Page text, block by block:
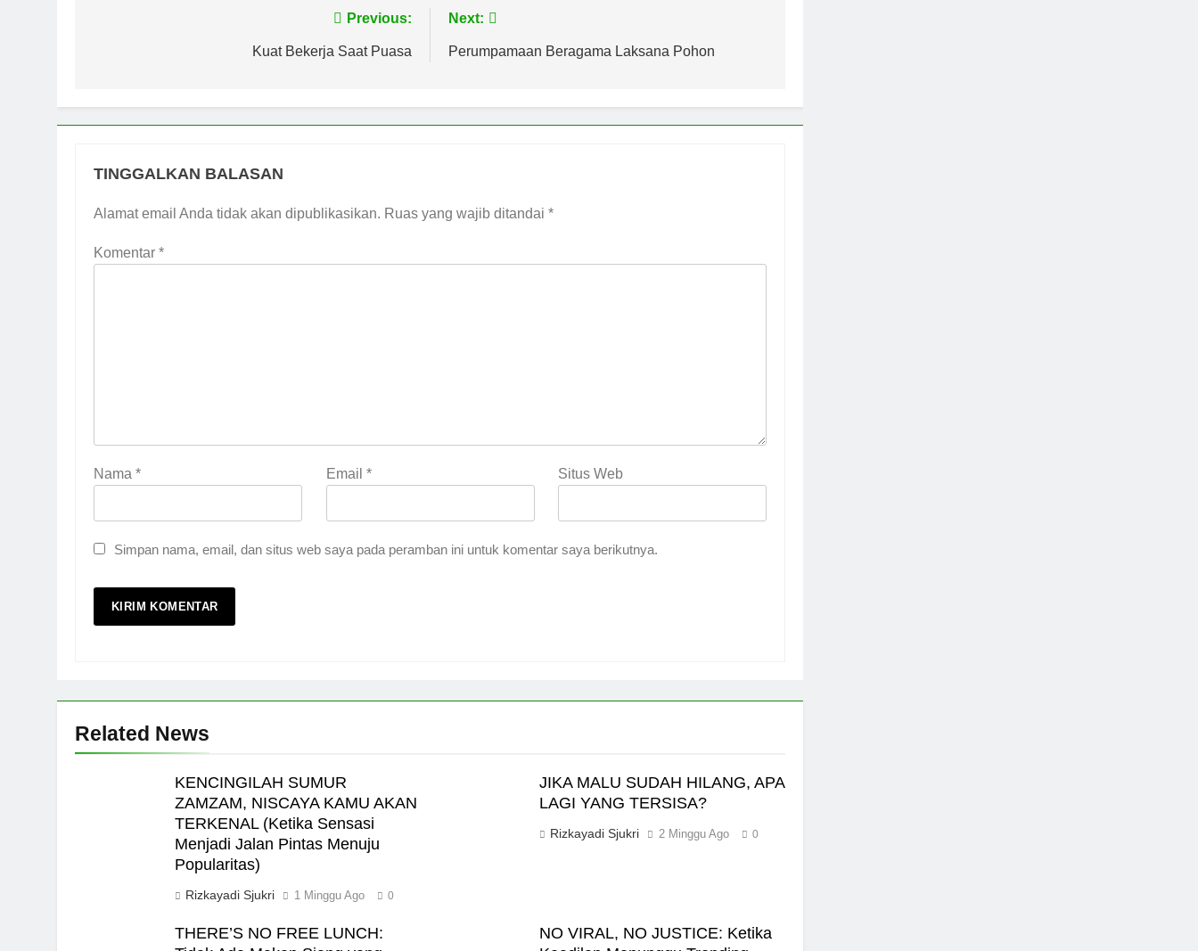
Previous:
Kuat Bekerja Saat Puasa
Next:
Perumpamaan Beragama Laksana Pohon
TINGGALKAN BALASAN
Alamat email Anda tidak akan dipublikasikan. Ruas yang wajib ditandai *
Komentar *
Nama * Email * Situs Web
Simpan nama, email, dan situs web saya pada peramban ini untuk komentar saya berikutnya.
Related News
KENCINGILAH SUMUR
ZAMZAM, NISCAYA KAMU AKAN
TERKENAL (Ketika Sensasi
Menjadi Jalan Pintas Menuju
Popularitas)
Rizkayadi Sjukri 1 Minggu Ago 0
JIKA MALU SUDAH HILANG, APA
LAGI YANG TERSISA?
Rizkayadi Sjukri 2 Minggu Ago 0
THERE’S NO FREE LUNCH:
NO VIRAL, NO JUSTICE: Ketika